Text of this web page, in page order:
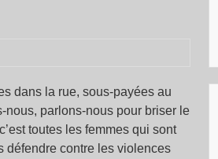
l’État
dans la rue, sous-payées au
nous, parlons-nous pour briser le
toutes les femmes qui sont
défendre contre les violences